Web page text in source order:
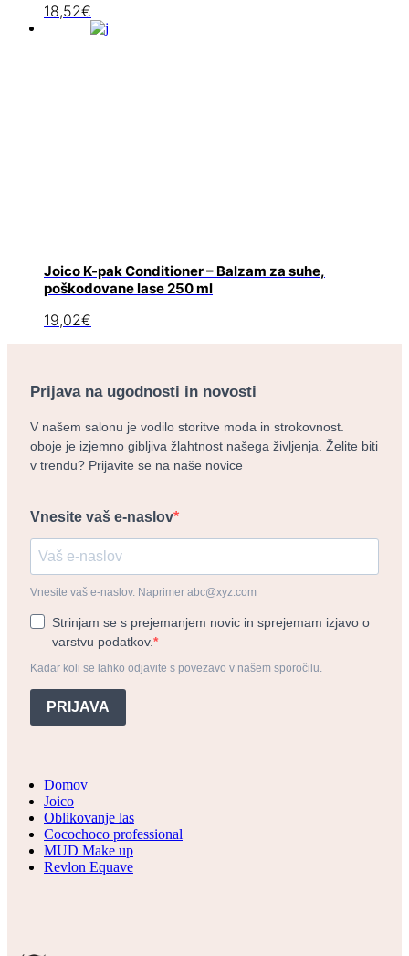
18,52€
Joico K-pak Conditioner – Balzam za suhe,
poškodovane lase 250 ml
19,02€
Prijava na ugodnosti in novosti
V našem salonu je vodilo storitve moda in strokovnost.
oboje je izjemno gibljiva žlahtnost našega življenja. Želite biti
v trendu? Prijavite se na naše novice
Vnesite vaš e-naslov
Vnesite vaš e-naslov. Naprimer abc@xyz.com
Strinjam se s prejemanjem novic in sprejemam izjavo o
varstvu podatkov.
Kadar koli se lahko odjavite s povezavo v našem sporočilu.
PRIJAVA
Domov
Joico
Oblikovanje las
Cocochoco professional
MUD Make up
Revlon Equave